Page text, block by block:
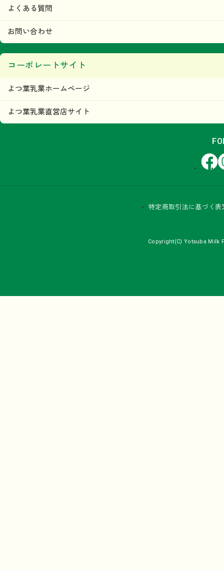
よくある質問
お問い合わせ
コーポレートサイト
よつ葉乳業ホームページ
よつ葉乳業直営店サイト
Facebook
特定商取引法に基づく表
Copyright(C) Yotsuba Milk